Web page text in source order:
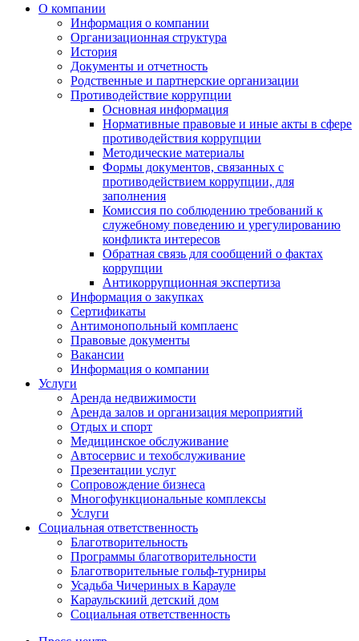
О компании
Информация о компании
Организационная структура
История
Документы и отчетность
Родственные и партнерские организации
Противодействие коррупции
Основная информация
Нормативные правовые и иные акты в сфере
противодействия коррупции
Методические материалы
Формы документов, связанных с
противодействием коррупции, для
заполнения
Комиссия по соблюдению требований к
служебному поведению и урегулированию
конфликта интересов
Обратная связь для сообщений о фактах
коррупции
Антикоррупционная экспертиза
Информация о закупках
Сертификаты
Антимонопольный комплаенс
Правовые документы
Вакансии
Информация о компании
Услуги
Аренда недвижимости
Аренда залов и организация мероприятий
Отдых и спорт
Медицинское обслуживание
Автосервис и техобслуживание
Презентации услуг
Сопровождение бизнеса
Многофункциональные комплексы
Услуги
Социальная ответственность
Благотворительность
Программы благотворительности
Благотворительные гольф-турниры
Усадьба Чичериных в Карауле
Караульскиий детский дом
Социальная ответственность